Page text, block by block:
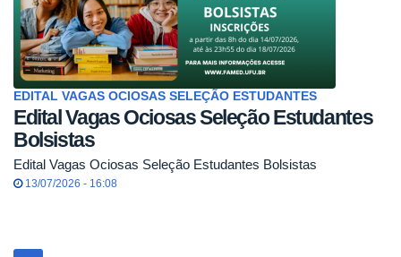
EDITAL VAGAS OCIOSAS SELEÇÃO ESTUDANTES
Edital Vagas Ociosas Seleção Estudantes
Bolsistas
Edital Vagas Ociosas Seleção Estudantes Bolsistas
13/07/2026 - 16:08